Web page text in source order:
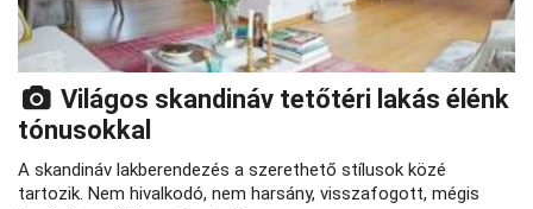
Világos skandináv tetőtéri lakás élénk
tónusokkal
A skandináv lakberendezés a szerethető stílusok közé
tartozik. Nem hivalkodó, nem harsány, visszafogott, mégis